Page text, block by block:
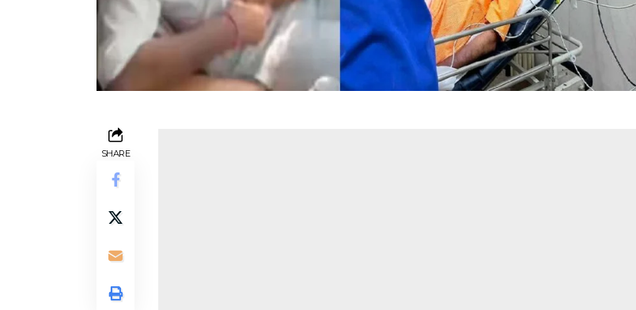
SHARE